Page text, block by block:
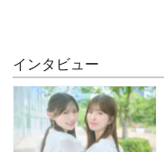
インタビュー